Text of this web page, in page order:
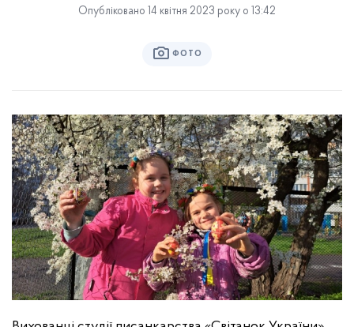
Опубліковано 14 квітня 2023 року о 13:42
ФОТО